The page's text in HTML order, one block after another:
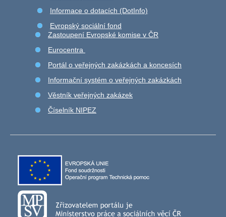
Informace o dotacích (DotInfo)
Evropský sociální fond
Zastoupení Evropské komise v ČR
Eurocentra
Portál o veřejných zakázkách a koncesích
Informační systém o veřejných zakázkách
Věstník veřejných zakázek
Číselník NIPEZ